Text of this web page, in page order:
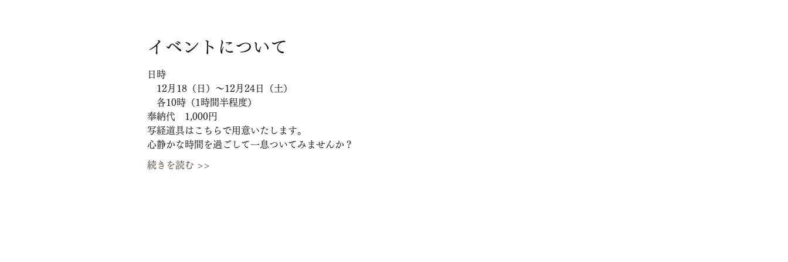
イベントについて
日時
12月18（日）～12月24日（土）
各10時（1時間半程度）
奉納代　1,000円
写経道具はこちらで用意いたします。
心静かな時間を過ごして一息ついてみませんか？
続きを読む >>